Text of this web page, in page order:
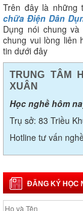
Trên đây là những
chữa Điện Dân
Dụng nói chung
chung vui lòng liên
tin dưới đây
TRUNG TÂM
XUÂN
Học nghề hôm
Trụ sở: 83 Triều
Hotline tư vấn
ĐĂNG KÝ HỌC